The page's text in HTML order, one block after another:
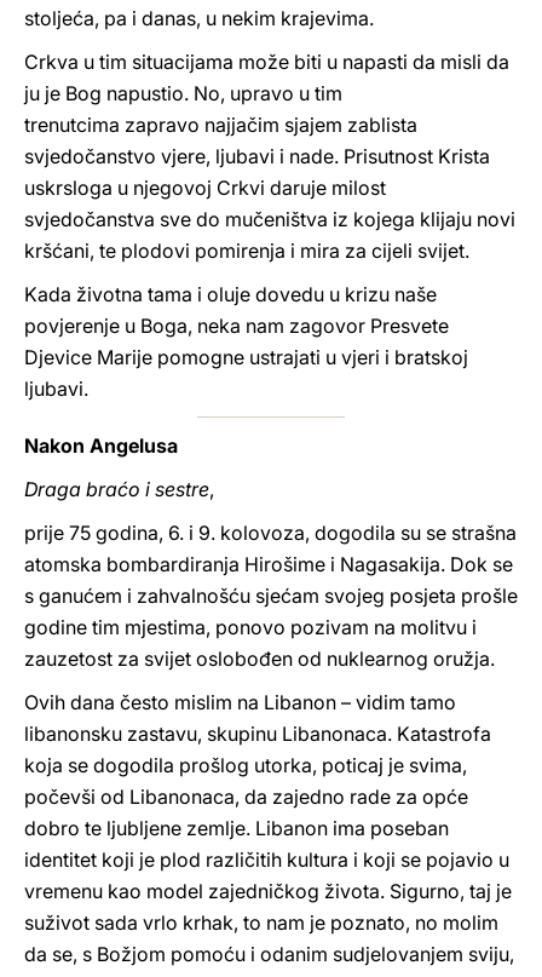
stoljeća, pa i danas, u nekim krajevima.
Crkva u tim situacijama može biti u napasti da misli da
ju je Bog napustio. No, upravo u tim
trenutcima zapravo najjačim sjajem zablista
svjedočanstvo vjere, ljubavi i nade. Prisutnost Krista
uskrsloga u njegovoj Crkvi daruje milost
svjedočanstva sve do mučeništva iz kojega klijaju novi
kršćani, te plodovi pomirenja i mira za cijeli svijet.
Kada životna tama i oluje dovedu u krizu naše
povjerenje u Boga, neka nam zagovor Presvete
Djevice Marije pomogne ustrajati u vjeri i bratskoj
ljubavi.
Nakon Angelusa
Draga braćo i sestre,
prije 75 godina, 6. i 9. kolovoza, dogodila su se strašna
atomska bombardiranja Hirošime i Nagasakija. Dok se
s ganućem i zahvalnošću sjećam svojeg posjeta prošle
godine tim mjestima, ponovo pozivam na molitvu i
zauzetost za svijet oslobođen od nuklearnog oružja.
Ovih dana često mislim na Libanon – vidim tamo
libanonsku zastavu, skupinu Libanonaca. Katastrofa
koja se dogodila prošlog utorka, poticaj je svima,
počevši od Libanonaca, da zajedno rade za opće
dobro te ljubljene zemlje. Libanon ima poseban
identitet koji je plod različitih kultura i koji se pojavio u
vremenu kao model zajedničkog života. Sigurno, taj je
suživot sada vrlo krhak, to nam je poznato, no molim
da se, s Božjom pomoću i odanim sudjelovanjem sviju,